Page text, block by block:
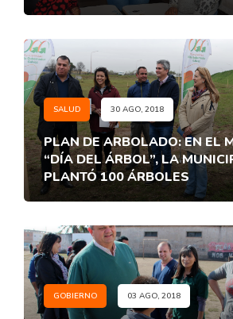
SALUD 30 AGO, 2018
PLAN DE ARBOLADO: EN EL
“DÍA DEL ÁRBOL”, LA
PLANTÓ 100 ÁRBOLES
GOBIERNO 03 AGO, 2018